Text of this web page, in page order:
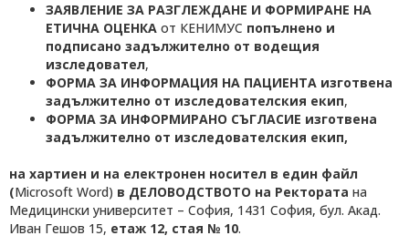
ЗАЯВЛЕНИЕ ЗА РАЗГЛЕЖДАНЕ И ФОРМИРАНЕ НА
ЕТИЧНА ОЦЕНКА от КЕНИМУС попълнено и
подписано задължително от водещия
изследовател,
ФОРМА ЗА ИНФОРМАЦИЯ НА ПАЦИЕНТА изготвена
задължително от изследователския екип,
ФОРМА ЗА ИНФОРМИРАНО СЪГЛАСИЕ изготвена
задължително от изследователския екип,
на хартиен и на електронен носител в един файл
(Microsoft Word) в ДЕЛОВОДСТВОТО на Ректората на
Медицински университет – София, 1431 София, бул. Акад.
Иван Гешов 15, етаж 12, стая № 10.